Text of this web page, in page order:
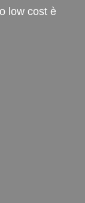
low cost è